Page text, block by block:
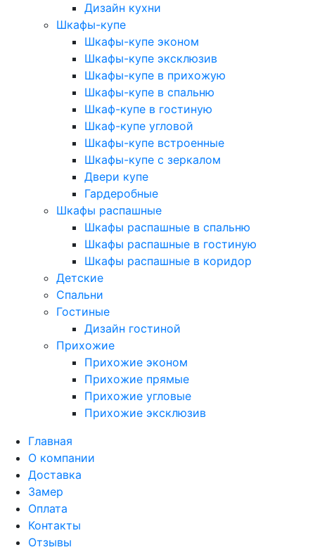
Дизайн кухни
Шкафы-купе
Шкафы-купе эконом
Шкафы-купе эксклюзив
Шкафы-купе в прихожую
Шкафы-купе в спальню
Шкаф-купе в гостиную
Шкаф-купе угловой
Шкафы-купе встроенные
Шкафы-купе с зеркалом
Двери купе
Гардеробные
Шкафы распашные
Шкафы распашные в спальню
Шкафы распашные в гостиную
Шкафы распашные в коридор
Детские
Спальни
Гостиные
Дизайн гостиной
Прихожие
Прихожие эконом
Прихожие прямые
Прихожие угловые
Прихожие эксклюзив
Главная
О компании
Доставка
Замер
Оплата
Контакты
Отзывы